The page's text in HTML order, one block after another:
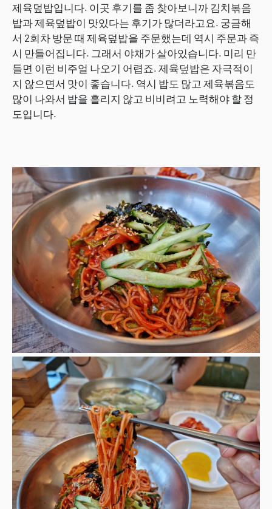
제육덮밥입니다. 이곳 후기를 좀 찾아보니까 김치볶음
밥과 제육덮밥이 맛있다는 후기가 많더라고요. 궁금해
서 2회차 방문 때 제육덮밥을 주문했는데 역시 주문과 즉
시 만들어집니다. 그래서 야채가 살아있습니다. 미리 만
들면 이런 비주얼 나오기 어렵죠. 제육덮밥은 자극적이
지 않으면서 맛이 좋습니다. 역시 밥도 많고 제육볶음도
많이 나와서 밥을 흘리지 않고 비비려고 노력해야 할 정
도입니다.